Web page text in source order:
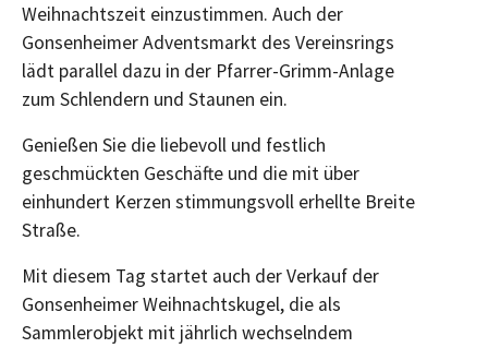
Weihnachtszeit einzustimmen. Auch der
Gonsenheimer Adventsmarkt des Vereinsrings
lädt parallel dazu in der Pfarrer-Grimm-Anlage
zum Schlendern und Staunen ein.
Genießen Sie die liebevoll und festlich
geschmückten Geschäfte und die mit über
einhundert Kerzen stimmungsvoll erhellte Breite
Straße.
Mit diesem Tag startet auch der Verkauf der
Gonsenheimer Weihnachtskugel, die als
Sammlerobjekt mit jährlich wechselndem